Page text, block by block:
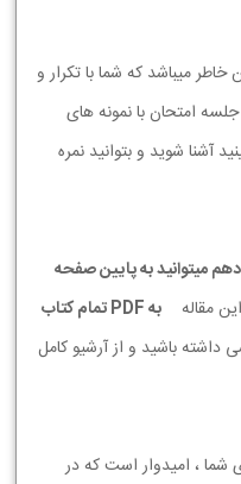
خاطر میباشد که شما با تکرار و
امتحان با نمونه های
آشنا شوید و بتوانید نمره
میتوانید به پایین صفحه
مقاله
به PDF تمام کتاب
داشته باشید و از آرشیو کامل
شما ، امیدوار است که در